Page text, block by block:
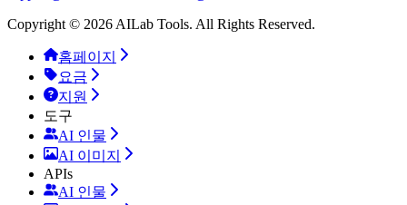
Copyright © 2026 AILab Tools. All Rights Reserved.
홈페이지
요금
지원
도구
AI 인물
AI 이미지
APIs
AI 인물